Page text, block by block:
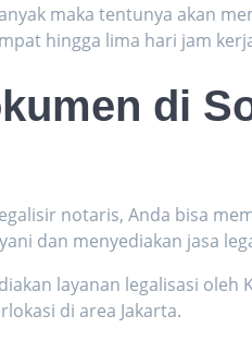
maka tentunya akan
hingga lima hari jam
di
notaris, Anda bisa
dan menyediakan jasa
layanan legalisasi oleh
di area Jakarta.